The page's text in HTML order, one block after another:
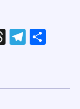
Threads